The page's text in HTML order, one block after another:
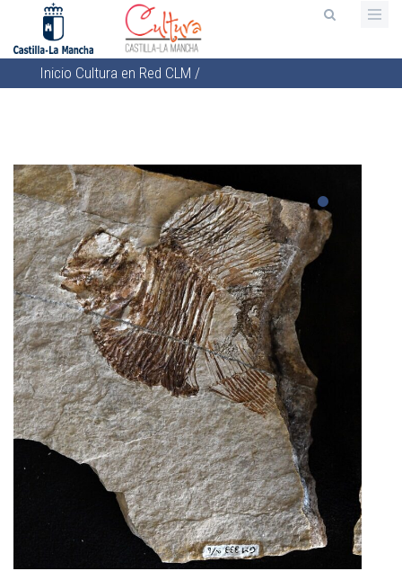
contenido
principal
Sobrescribir
ayuda
a
la
navegación
Inicio Cultura en Red CLM /